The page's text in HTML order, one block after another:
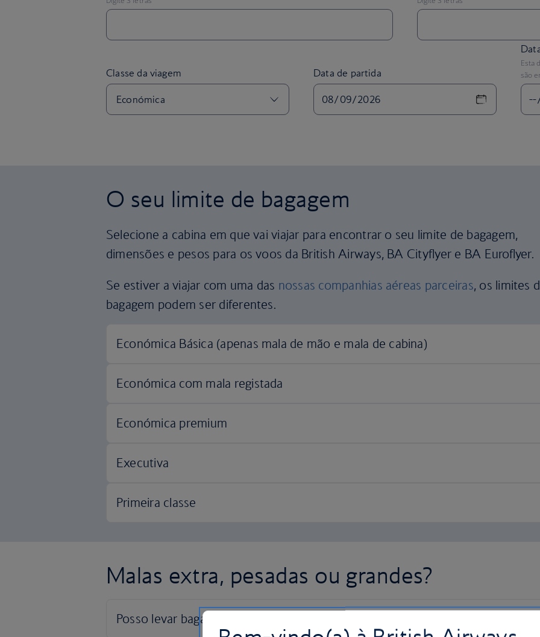
Data de partida
Esta
são
O seu limite de bagagem
Selecione a cabina em que vai viajar para encontrar o seu limite de bagagem,
dimensões e pesos para os voos da British Airways, BA Cityflyer e BA Euroflyer.
Se estiver a viajar com uma das nossas companhias aéreas parceiras, os limites
bagagem podem ser diferentes.
Malas extra, pesadas ou grandes?